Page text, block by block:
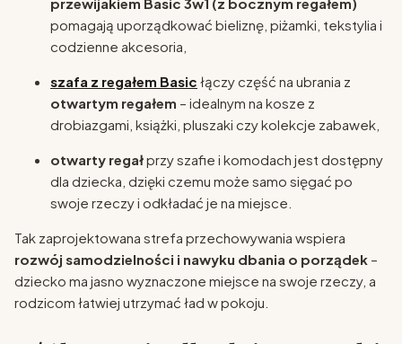
przewijakiem Basic 3w1 (z bocznym regałem)
pomagają uporządkować bieliznę, piżamki, tekstylia i
codzienne akcesoria,
szafa z regałem Basic łączy część na ubrania z
otwartym regałem – idealnym na kosze z
drobiazgami, książki, pluszaki czy kolekcje zabawek,
otwarty regałprzy szafie i komodach jest dostępny
dla dziecka, dzięki czemu może samo sięgać po
swoje rzeczy i odkładać je na miejsce.
Tak zaprojektowana strefa przechowywania wspiera
rozwój samodzielności i nawyku dbania o porządek –
dziecko ma jasno wyznaczone miejsce na swoje rzeczy, a
rodzicom łatwiej utrzymać ład w pokoju.